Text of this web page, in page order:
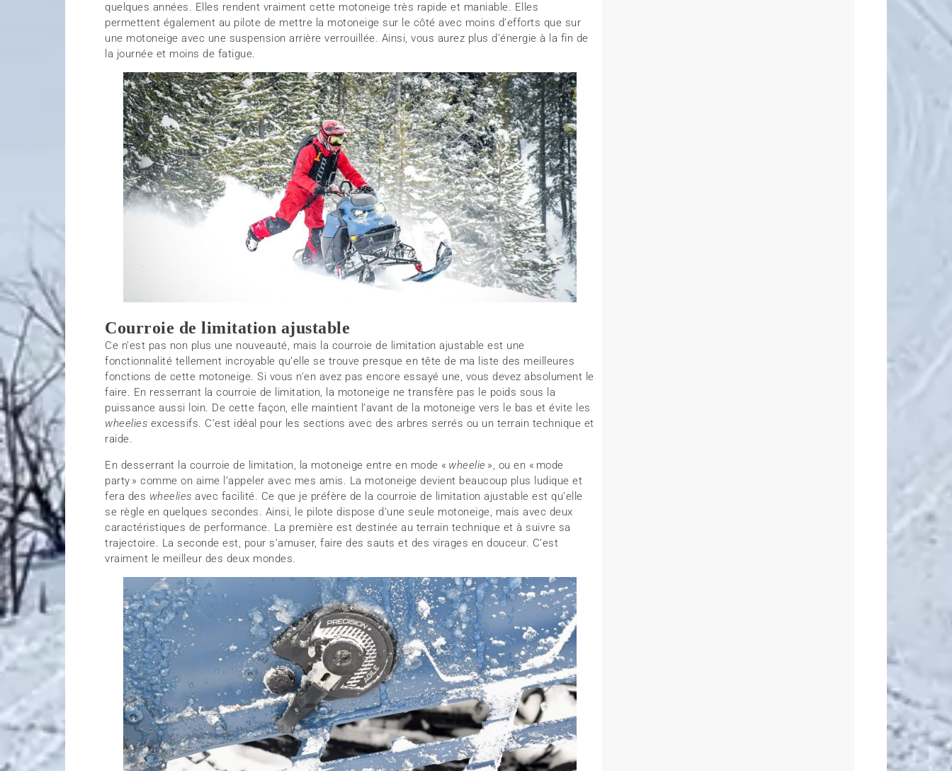
quelques années. Elles rendent vraiment cette motoneige très rapide et maniable. Elles
permettent également au pilote de mettre la motoneige sur le côté avec moins d’efforts que sur
une motoneige avec une suspension arrière verrouillée. Ainsi, vous aurez plus d’énergie à la fin de
la journée et moins de fatigue.
Courroie de limitation ajustable
Ce n’est pas non plus une nouveauté, mais la courroie de limitation ajustable est une
fonctionnalité tellement incroyable qu’elle se trouve presque en tête de ma liste des meilleures
fonctions de cette motoneige. Si vous n’en avez pas encore essayé une, vous devez absolument le
faire. En resserrant la courroie de limitation, la motoneige ne transfère pas le poids sous la
puissance aussi loin. De cette façon, elle maintient l’avant de la motoneige vers le bas et évite les
wheelies excessifs. C’est idéal pour les sections avec des arbres serrés ou un terrain technique et
raide.
En desserrant la courroie de limitation, la motoneige entre en mode « wheelie », ou en « mode
party » comme on aime l’appeler avec mes amis. La motoneige devient beaucoup plus ludique et
fera des wheelies avec facilité. Ce que je préfère de la courroie de limitation ajustable est qu’elle
se règle en quelques secondes. Ainsi, le pilote dispose d’une seule motoneige, mais avec deux
caractéristiques de performance. La première est destinée au terrain technique et à suivre sa
trajectoire. La seconde est, pour s’amuser, faire des sauts et des virages en douceur. C’est
vraiment le meilleur des deux mondes.